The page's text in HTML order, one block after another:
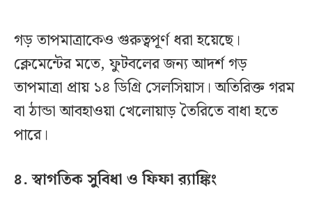
গড় তাপমাত্রাকেও গুরুত্বপূর্ণ ধরা হয়েছে।
ক্লেমেন্টের মতে, ফুটবলের জন্য আদর্শ গড়
তাপমাত্রা প্রায় ১৪ ডিগ্রি সেলসিয়াস। অতিরিক্ত গরম
বা ঠান্ডা আবহাওয়া খেলোয়াড় তৈরিতে বাধা হতে
পারে।
৪. স্বাগতিক সুবিধা ও ফিফা র‍্যাঙ্কিং